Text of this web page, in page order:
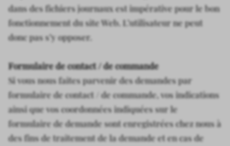
dans des fichiers journaux est impérative pour le bon
fonctionnement du site Web. L’utilisateur ne peut
donc pas s’y opposer.
Formulaire de contact / de commande
Si vous nous faites parvenir des demandes par
formulaire de contact / de commande, vos indications
ainsi que vos coordonnées indiquées sur le
formulaire de demande sont enregistrées chez nous à
des fins de traitement de la demande et en cas de